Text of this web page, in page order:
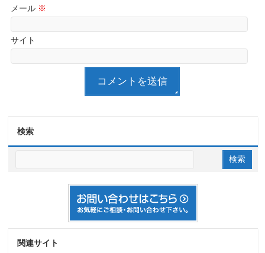
メール ※
サイト
検索
関連サイト